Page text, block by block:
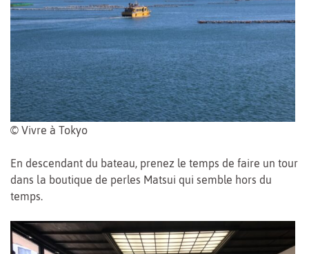
© Vivre à Tokyo
En descendant du bateau, prenez le temps de faire un tour
dans la boutique de perles Matsui qui semble hors du
temps.